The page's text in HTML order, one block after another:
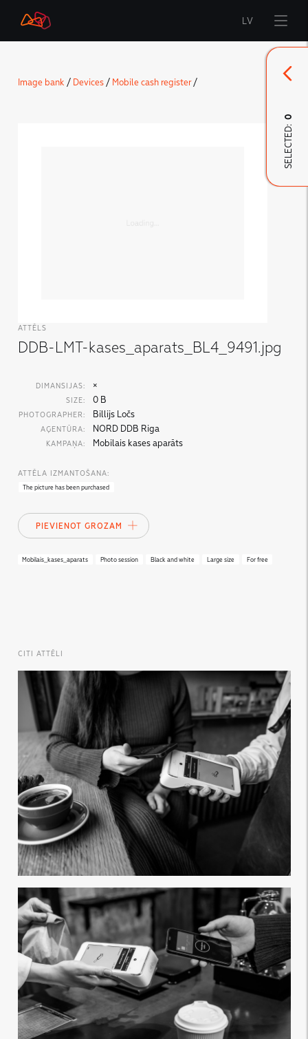
Start
LV
Image bank / Devices/ Mobile cash register/
ATTĒLS
DDB-LMT-kases_aparats_BL4_9491.jpg
DIMANSIJAS: ×
SIZE: 0 B
PHOTOGRAPHER: Billijs Ločs
AĢENTŪRA: NORD DDB Riga
KAMPAŅA: Mobilais kases aparāts
ATTĒLA IZMANTOŠANA:
The picture has been purchased
PIEVIENOT GROZAM
Mobilais_kases_aparats Photo session Black and white Large size For free
CITI ATTĒLI
SELECTED:
0